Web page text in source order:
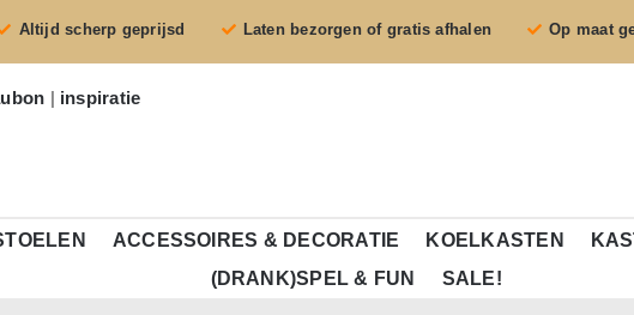
Altijd scherp geprijsd Laten bezorgen of gratis afhalen Op maat
| inspiratie
ACCESSOIRES & DECORATIE KOELKASTEN
(DRANK)SPEL & FUN
SALE!